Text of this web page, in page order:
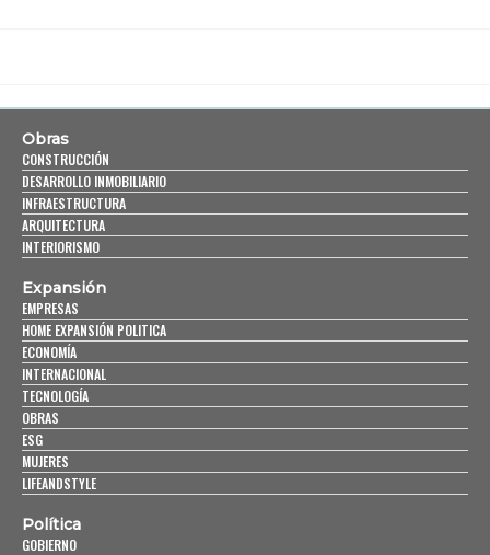
Obras
CONSTRUCCIÓN
DESARROLLO INMOBILIARIO
INFRAESTRUCTURA
ARQUITECTURA
INTERIORISMO
Expansión
EMPRESAS
HOME EXPANSIÓN POLITICA
ECONOMÍA
INTERNACIONAL
TECNOLOGÍA
OBRAS
ESG
MUJERES
LIFEANDSTYLE
Política
GOBIERNO